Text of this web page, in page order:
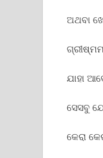
ଅଥବା
ଯାହା
ସେସବୁ
କେରା